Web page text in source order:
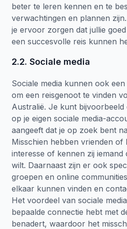
beter te leren kennen en te
verwachtingen en plannen
je ervoor zorgen dat jullie
een succesvolle reis kunnen
2.2. Sociale media
Sociale media kunnen ook
om een reisgenoot te vinden
Australië. Je kunt bijvoorbeeld
op je eigen sociale media-
aangeeft dat je op zoek bent
Misschien hebben vrienden of
interesse of kennen zij iemand
wilt. Daarnaast zijn er ook
groepen en online
elkaar kunnen vinden en
Het voordeel van sociale
bepaalde connectie hebt met
benadert, waardoor het